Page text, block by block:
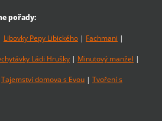
pořady:
Libovky Pepy Libického | Fachmani |
Ládi Hrušky | Minutový manžel |
Tajemství domova s Evou | Tvoření s